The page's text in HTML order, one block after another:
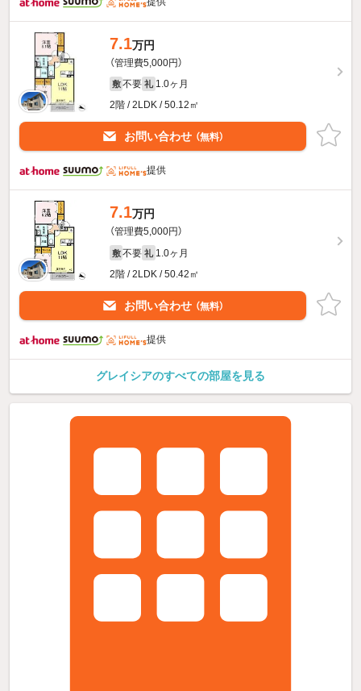
7.1万円
（管理費5,000円）
敷 不要 礼 1.0ヶ月
2階 / 2LDK / 50.12㎡
お問い合わせ （無料）
提供
7.1万円
（管理費5,000円）
敷 不要 礼 1.0ヶ月
2階 / 2LDK / 50.42㎡
お問い合わせ （無料）
提供
グレイシアのすべての部屋を見る